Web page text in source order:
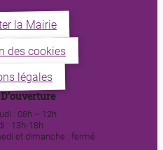
la Mairie
des cookies
légales
: 08h – 12h
: 13h-18h
et dimanche : fermé